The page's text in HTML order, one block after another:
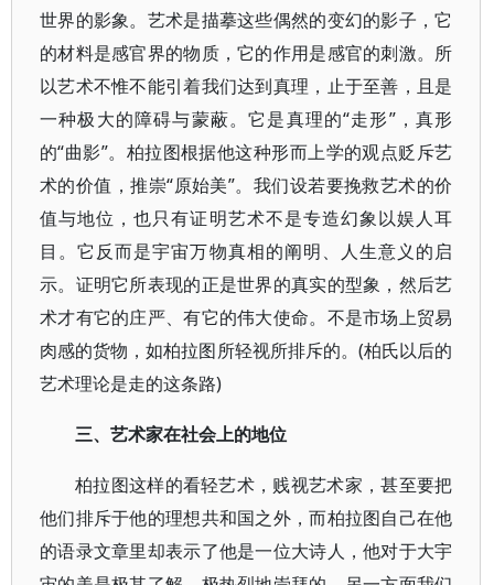
世界的影象。艺术是描摹这些偶然的变幻的影子，它
的材料是感官界的物质，它的作用是感官的刺激。所
以艺术不惟不能引着我们达到真理，止于至善，且是
一种极大的障碍与蒙蔽。它是真理的“走形”，真形
的“曲影”。柏拉图根据他这种形而上学的观点贬斥艺
术的价值，推崇“原始美”。我们设若要挽救艺术的价
值与地位，也只有证明艺术不是专造幻象以娱人耳
目。它反而是宇宙万物真相的阐明、人生意义的启
示。证明它所表现的正是世界的真实的型象，然后艺
术才有它的庄严、有它的伟大使命。不是市场上贸易
肉感的货物，如柏拉图所轻视所排斥的。(柏氏以后的
艺术理论是走的这条路)
三、艺术家在社会上的地位
柏拉图这样的看轻艺术，贱视艺术家，甚至要把
他们排斥于他的理想共和国之外，而柏拉图自己在他
的语录文章里却表示了他是一位大诗人，他对于大宇